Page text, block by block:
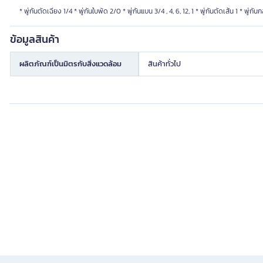
* พู่กันตัดเฉียง 1/4 * พู่กันใบพัด 2/0 * พู่กันแบน 3/4 , 4, 6, 12, 1 * พู่กันตัดเส้น 1 * พู่กันก
ข้อมูลสินค้า
ผลิตภัณฑ์เป็นมิตรกับสิ่งแวดล้อม สินค้าทั่วไป